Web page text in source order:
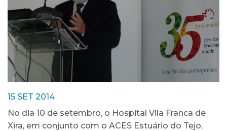
15 SET 2014
No dia 10 de setembro, o Hospital Vila Franca de
Xira, em conjunto com o ACES Estuário do Tejo,